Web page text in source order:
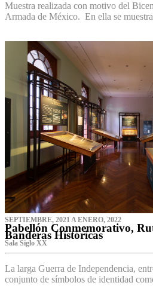
Muestra realizada con motivo del
Armada de México. En ella se
SEPTIEMBRE, 2021 A ENERO, 2022
Pabellón Conmemorativo,
Banderas Históricas
Sala Siglo XX
La larga Guerra de Independencia,
conjunto de símbolos de identidad